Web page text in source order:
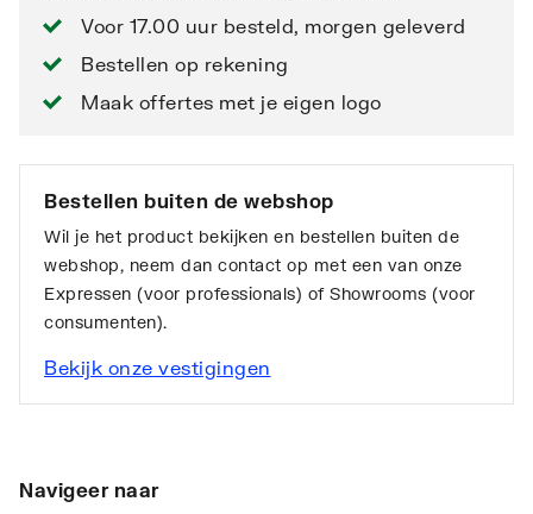
Voor 17.00 uur besteld, morgen geleverd
Bestellen op rekening
Maak offertes met je eigen logo
Bestellen buiten de webshop
Wil je het product bekijken en bestellen buiten de
webshop, neem dan contact op met een van onze
Expressen (voor professionals) of Showrooms (voor
consumenten).
Bekijk onze vestigingen
Navigeer naar